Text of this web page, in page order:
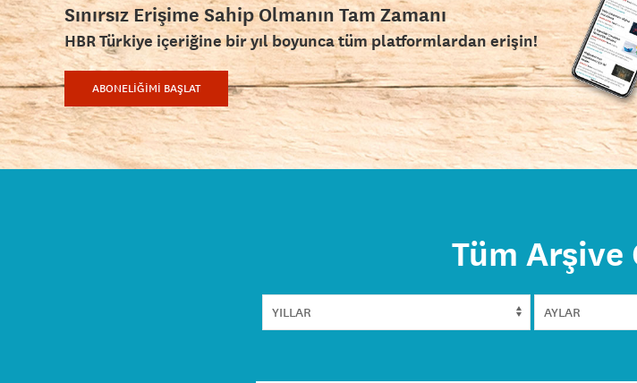
Sınırsız Erişime Sahip Olmanın Tam Zamanı
HBR Türkiye içeriğine bir yıl boyunca tüm platformlardan erişin!
ABONELİĞİMİ BAŞLAT
Tüm Arşive